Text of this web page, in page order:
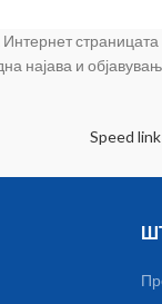
најава и
Speed link